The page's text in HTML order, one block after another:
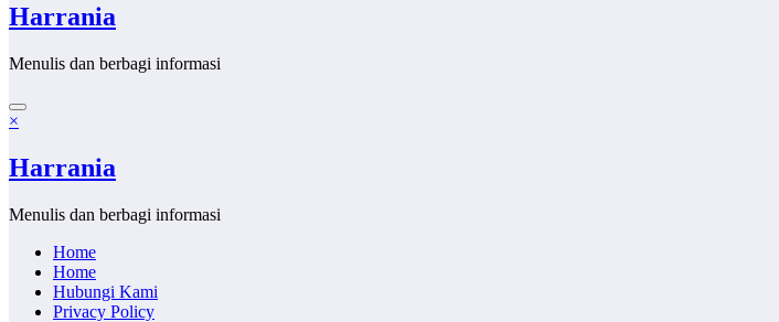
Harrania
Menulis dan berbagi informasi
×
Harrania
Menulis dan berbagi informasi
Home
Home
Hubungi Kami
Privacy Policy